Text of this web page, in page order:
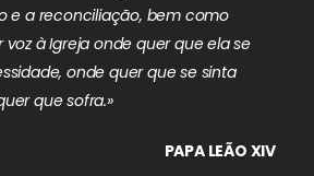
e a reconciliação, bem como
à Igreja onde quer que ela se
onde quer que se sinta
que sofra.»
PAPA LEÃO XIV